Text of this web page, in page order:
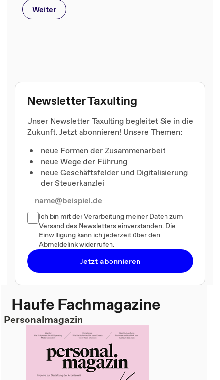
Weiter
Newsletter Taxulting
Unser Newsletter Taxulting begleitet Sie in die
Zukunft. Jetzt abonnieren! Unsere Themen:
neue Formen der Zusammenarbeit
neue Wege der Führung
neue Geschäftsfelder und Digitalisierung
der Steuerkanzlei
Ich bin mit der Verarbeitung meiner Daten zum
Versand des Newsletters einverstanden. Die
Einwilligung kann ich jederzeit über den
Abmeldelink widerrufen.
Jetzt abonnieren
Haufe Fachmagazine
Personalmagazin